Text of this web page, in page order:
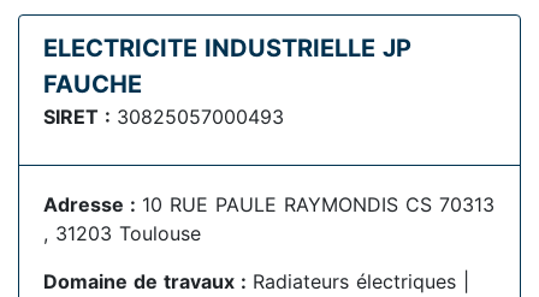
ELECTRICITE INDUSTRIELLE JP
FAUCHE
SIRET : 30825057000493
Adresse : 10 RUE PAULE RAYMONDIS CS 70313
, 31203 Toulouse
Domaine de travaux : Radiateurs électriques |